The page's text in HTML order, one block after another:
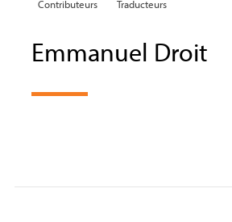
Contributeurs Traducteurs
Emmanuel Droit